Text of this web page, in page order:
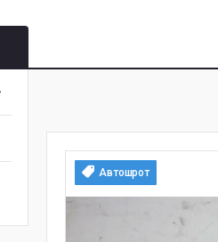
Автошрот